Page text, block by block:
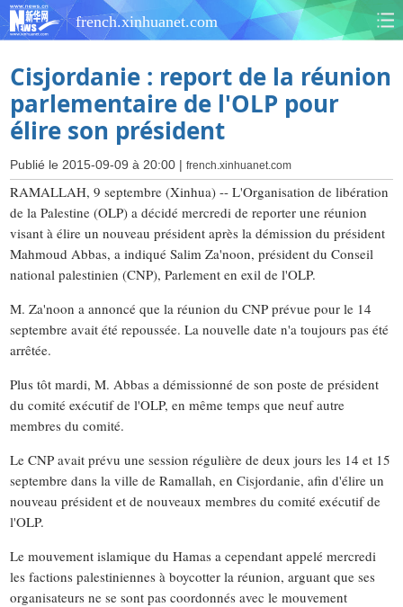
french.xinhuanet.com
Cisjordanie : report de la réunion
parlementaire de l'OLP pour
élire son président
Publié le 2015-09-09 à 20:00 |french.xinhuanet.com
RAMALLAH, 9 septembre (Xinhua) -- L'Organisation de libération
de la Palestine (OLP) a décidé mercredi de reporter une réunion
visant à élire un nouveau président après la démission du président
Mahmoud Abbas, a indiqué Salim Za'noon, président du Conseil
national palestinien (CNP), Parlement en exil de l'OLP.
M. Za'noon a annoncé que la réunion du CNP prévue pour le 14
septembre avait été repoussée. La nouvelle date n'a toujours pas été
arrêtée.
Plus tôt mardi, M. Abbas a démissionné de son poste de président
du comité exécutif de l'OLP, en même temps que neuf autre
membres du comité.
Le CNP avait prévu une session régulière de deux jours les 14 et 15
septembre dans la ville de Ramallah, en Cisjordanie, afin d'élire un
nouveau président et de nouveaux membres du comité exécutif de
l'OLP.
Le mouvement islamique du Hamas a cependant appelé mercredi
les factions palestiniennes à boycotter la réunion, arguant que ses
organisateurs ne se sont pas coordonnés avec le mouvement